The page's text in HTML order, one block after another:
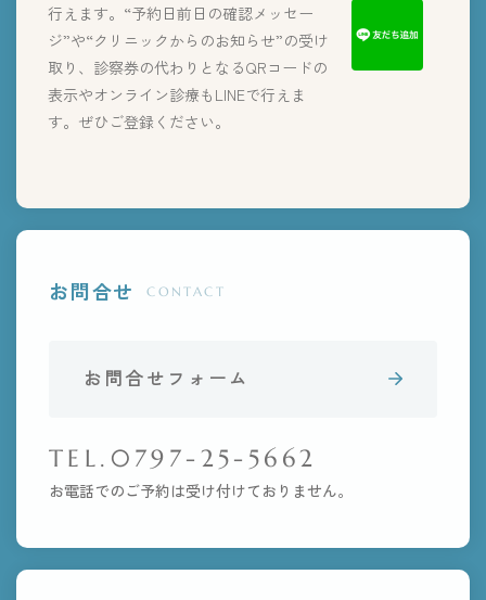
行えます。“予約日前日の確認メッセー
ジ”や“クリニックからのお知らせ”の受け
取り、診察券の代わりとなるQRコードの
表示やオンライン診療もLINEで行えま
す。ぜひご登録ください。
お問合せ CONTACT
お問合せフォーム
TEL.0797-25-5662
お電話でのご予約は受け付けておりません。